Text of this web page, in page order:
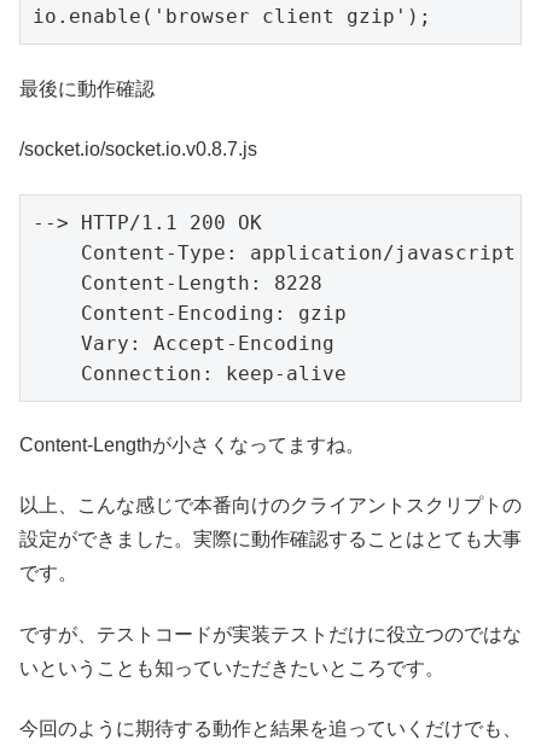
io.enable('browser client gzip');
最後に動作確認
/socket.io/socket.io.v0.8.7.js
--> HTTP/1.1 200 OK
    Content-Type: application/javascript
    Content-Length: 8228
    Content-Encoding: gzip
    Vary: Accept-Encoding
    Connection: keep-alive
Content-Lengthが小さくなってますね。
以上、こんな感じで本番向けのクライアントスクリプトの
設定ができました。実際に動作確認することはとても大事
です。
ですが、テストコードが実装テストだけに役立つのではな
いということも知っていただきたいところです。
今回のように期待する動作と結果を追っていくだけでも、